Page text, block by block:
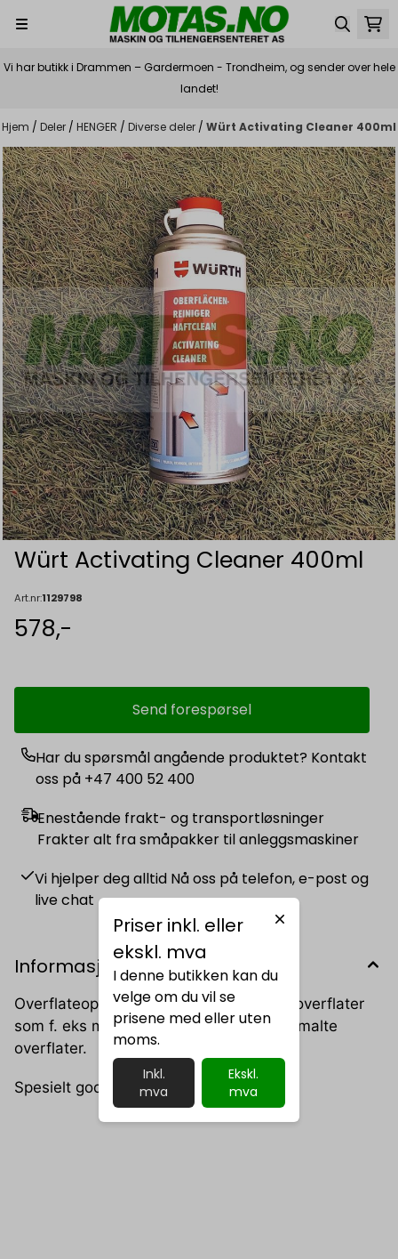
Hopp til innhold
Vi har butikk i Drammen – Gardermoen - Trondheim, og sender over hele
landet!
Hjem / Deler / HENGER / Diverse deler / Würt Activating Cleaner 400ml
Würt Activating Cleaner 400ml
Art.nr:1129798
578,-
Send forespørsel
Har du spørsmål angående produktet? Kontakt
oss på +47 400 52 400
Enestående frakt- og transportløsninger
Frakter alt fra småpakker til anleggsmaskiner
Vi hjelper deg alltid Nå oss på telefon, e-post og
live chat
Informasjon
Overflateoptimalisering av ikke-porøse overflater
som f. eks metall, plastikk, keramikk og malte
overflater.
Spesielt god for å fjerne limrester
Min. flammepunkt: 12 °C
Priser inkl. eller
ekskl. mva
I denne butikken kan du
velge om du vil se
prisene med eller uten
moms.
Inkl.
mva
Ekskl.
mva